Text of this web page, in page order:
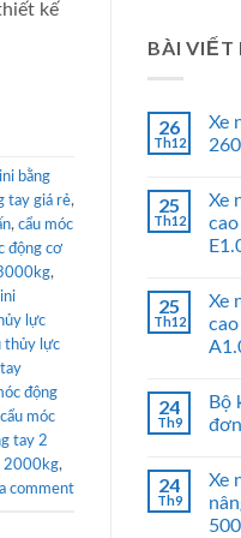
kế
bằng
tay giá rẻ,
, cẩu móc
động cơ
,
lực
thủy lực
động
cẩu móc
tay 2
2000kg,
comment
BÀI VIẾT
26
Th12
Xe
25
Th12
Xe
25
Th12
Xe
24
Th9
Bộ
24
Th9
Xe